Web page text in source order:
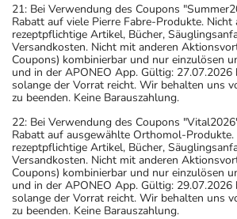
21: Bei Verwendung des Coupons
Rabatt auf viele Pierre Fabre-Produkte.
rezeptpflichtige Artikel, Bücher,
Versandkosten. Nicht mit anderen
Coupons) kombinierbar und nur einzulösen
und in der APONEO App. Gültig: 27.07.2026
solange der Vorrat reicht. Wir behalten uns
zu beenden. Keine Barauszahlung.
22: Bei Verwendung des Coupons
Rabatt auf ausgewählte Orthomol-
rezeptpflichtige Artikel, Bücher,
Versandkosten. Nicht mit anderen
Coupons) kombinierbar und nur einzulösen
und in der APONEO App. Gültig: 29.07.2026
solange der Vorrat reicht. Wir behalten uns
zu beenden. Keine Barauszahlung.